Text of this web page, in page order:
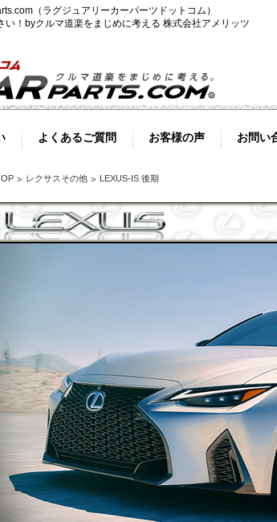
（ラグジュアリーカーパーツドットコム）
！byクルマ道楽をまじめに考える 株式会社アメリッツ
よくあるご質問 お客様の声 お問い
レクサスその他 LEXUS-IS 後期